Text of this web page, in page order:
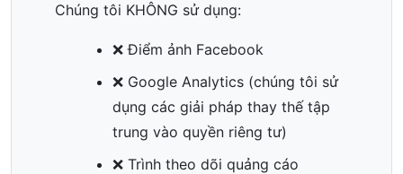
Chúng tôi KHÔNG sử dụng:
❌ Điểm ảnh Facebook
❌ Google Analytics (chúng tôi sử
dụng các giải pháp thay thế tập
trung vào quyền riêng tư)
❌ Trình theo dõi quảng cáo